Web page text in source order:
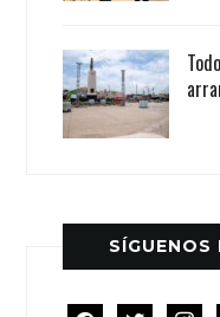
SÍGUENOS